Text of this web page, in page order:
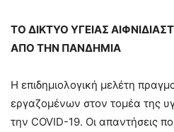
ΤΟ ΔΙΚΤΥΟ ΥΓΕΙΑΣ
ΑΠΟ ΤΗΝ ΠΑΝΔΗΜΙΑ
Η επιδημιολογική μελέτη
εργαζομένων στον τομέα της
την COVID-19. Οι απαντήσεις